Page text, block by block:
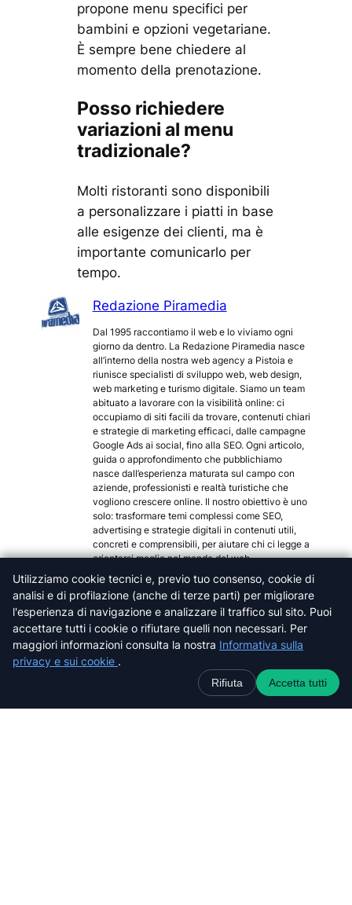
propone menu specifici per
bambini e opzioni vegetariane.
È sempre bene chiedere al
momento della prenotazione.
Posso richiedere
variazioni al menu
tradizionale?
Molti ristoranti sono disponibili
a personalizzare i piatti in base
alle esigenze dei clienti, ma è
importante comunicarlo per
tempo.
Redazione Piramedia
Dal 1995 raccontiamo il web e lo viviamo ogni
giorno da dentro. La Redazione Piramedia nasce
all’interno della nostra web agency a Pistoia e
riunisce specialisti di sviluppo web, web design,
web marketing e turismo digitale. Siamo un team
abituato a lavorare con la visibilità online: ci
occupiamo di siti facili da trovare, contenuti chiari
e strategie di marketing efficaci, dalle campagne
Google Ads ai social, fino alla SEO. Ogni articolo,
guida o approfondimento che pubblichiamo
nasce dall’esperienza maturata sul campo con
aziende, professionisti e realtà turistiche che
vogliono crescere online. Il nostro obiettivo è uno
solo: trasformare temi complessi come SEO,
advertising e strategie digitali in contenuti utili,
concreti e comprensibili, per aiutare chi ci legge a
orientarsi meglio nel mondo del web.
Categorie popolari
Arezzo
Firenze
Grosseto
Livorno
Pisa
Utilizziamo cookie tecnici e, previo tuo consenso, cookie di
analisi e di profilazione (anche di terze parti) per migliorare
l'esperienza di navigazione e analizzare il traffico sul sito. Puoi
accettare tutti i cookie o rifiutare quelli non necessari. Per
maggiori informazioni consulta la nostra Informativa sulla
privacy e sui cookie .
Rifiuta Accetta tutti